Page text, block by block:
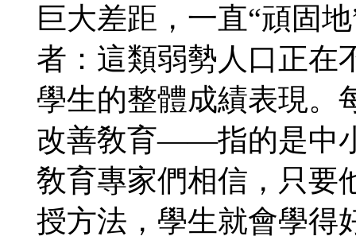
巨大差距，一直“頑固
者：這類弱勢人口正在
學生的整體成績表現。
改善敎育——指的是中
敎育專家們相信，只要
授方法，學生就會學得